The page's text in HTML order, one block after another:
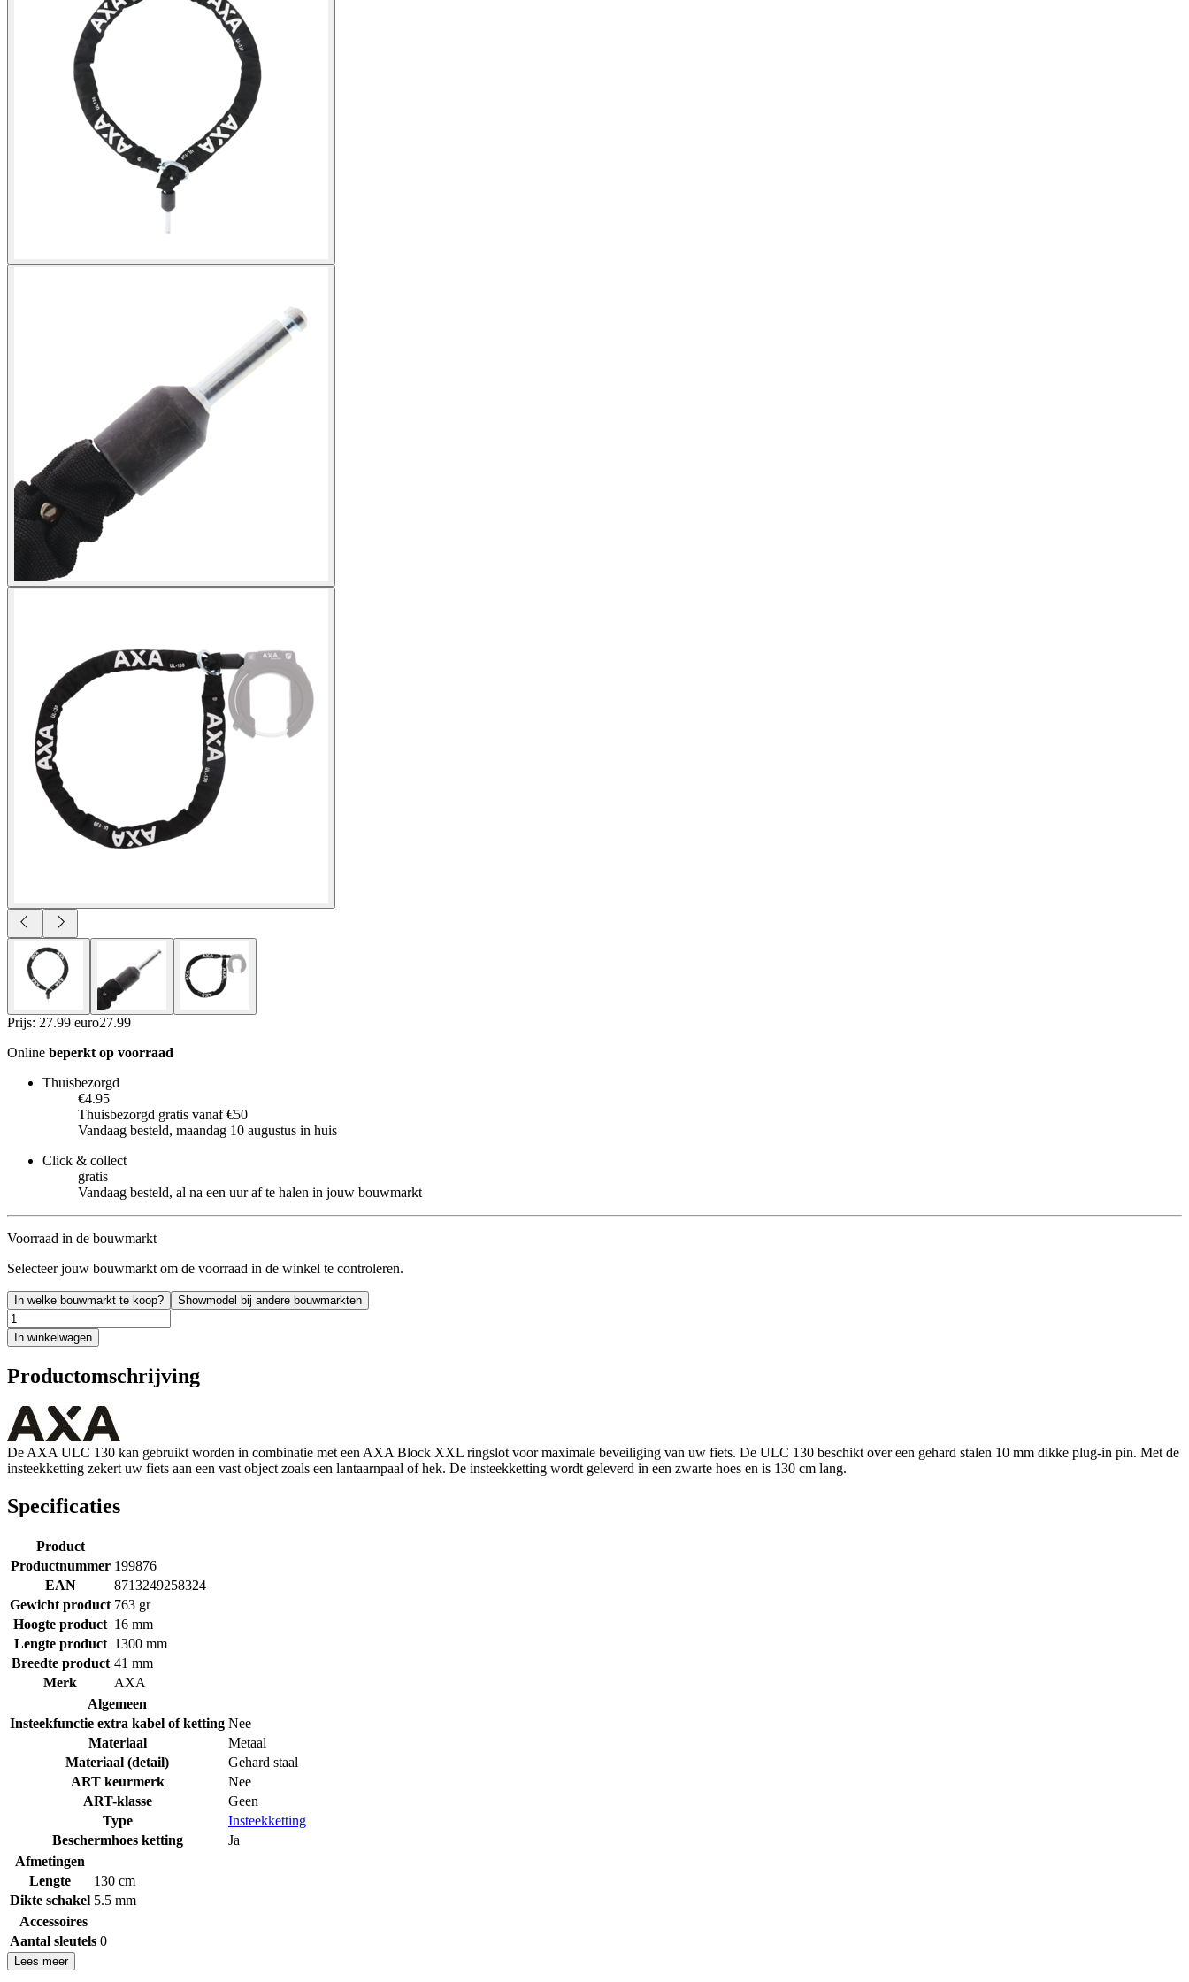
Prijs: 27.99 euro27.99
Online beperkt op voorraad
Thuisbezorgd
€4.95
Thuisbezorgd gratis vanaf €50
Vandaag besteld, maandag 10 augustus in huis
Click & collect
gratis
Vandaag besteld, al na een uur af te halen in jouw bouwmarkt
Voorraad in de bouwmarkt
Selecteer jouw bouwmarkt om de voorraad in de winkel te controleren.
In welke bouwmarkt te koop? Showmodel bij andere bouwmarkten
In winkelwagen
Productomschrijving
De AXA ULC 130 kan gebruikt worden in combinatie met een AXA Block XXL ringslot voor maximale beveiliging van uw fiets. De ULC 130 beschikt over een gehard stalen 10 mm dikke plug-in pin. Met de
insteekketting zekert uw fiets aan een vast object zoals een lantaarnpaal of hek. De insteekketting wordt geleverd in een zwarte hoes en is 130 cm lang.
Specificaties
Product
Productnummer 199876
EAN
8713249258324
Gewicht product 763 gr
Hoogte product 16 mm
Lengte product 1300 mm
Breedte product 41 mm
Merk
AXA
Algemeen
Insteekfunctie extra kabel of ketting Nee
Materiaal
Metaal
Materiaal (detail)
Gehard staal
ART keurmerk
Nee
ART-klasse
Geen
Type
Insteekketting
Beschermhoes ketting
Ja
Afmetingen
Lengte
130 cm
Dikte schakel 5.5 mm
Accessoires
Aantal sleutels 0
Lees meer